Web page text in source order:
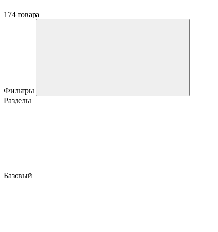
174 товара
Фильтры
Разделы
Базовый